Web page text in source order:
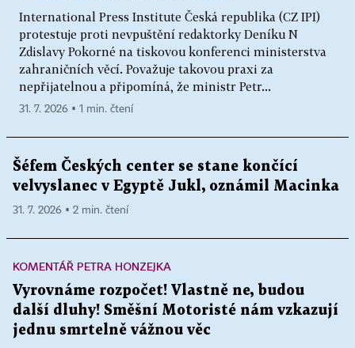
International Press Institute Česká republika (CZ IPI)
protestuje proti nevpuštění redaktorky Deníku N
Zdislavy Pokorné na tiskovou konferenci ministerstva
zahraničních věcí. Považuje takovou praxi za
nepřijatelnou a připomíná, že ministr Petr...
31. 7. 2026 ▪ 1 min. čtení
Šéfem Českých center se stane končící
velvyslanec v Egyptě Jukl, oznámil Macinka
31. 7. 2026 ▪ 2 min. čtení
KOMENTÁŘ PETRA HONZEJKA
Vyrovnáme rozpočet! Vlastně ne, budou
další dluhy! Směšní Motoristé nám vzkazují
jednu smrtelně vážnou věc